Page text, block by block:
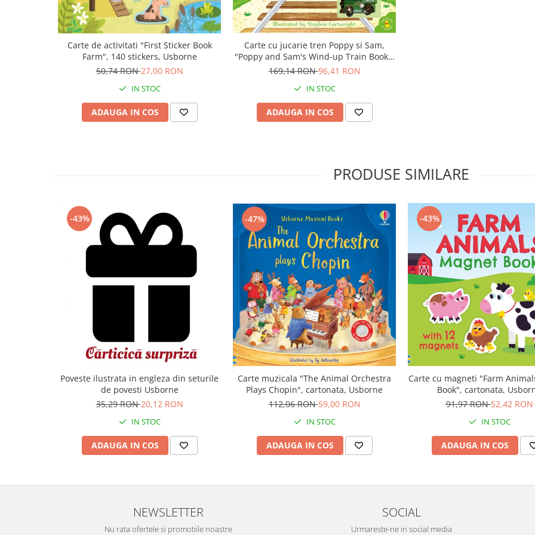
Carte de activitati "First Sticker Book
Farm", 140 stickers, Usborne
50,74 RON27,00 RON
IN STOC
ADAUGA IN COS
Carte cu jucarie tren Poppy si Sam,
"Poppy and Sam's Wind-up Train Book",
Usborne
169,14 RON96,41 RON
IN STOC
ADAUGA IN COS
PRODUSE SIMILARE
-43%
Poveste ilustrata in engleza din seturile
de povesti Usborne
35,29 RON20,12 RON
IN STOC
ADAUGA IN COS
-47%
Carte muzicala "The Animal Orchestra
Plays Chopin", cartonata, Usborne
112,06 RON59,00 RON
IN STOC
ADAUGA IN COS
-43%
Carte cu magneti "Farm
Book", cartonata,
91,97 RON52,42 RON
IN STOC
ADAUGA IN COS
NEWSLETTER
Nu rata ofertele si promotiile noastre
SOCIAL
Urmareste-ne in social media